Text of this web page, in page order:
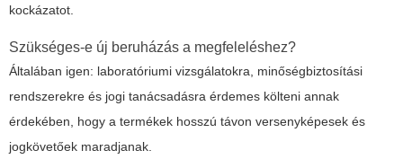
kockázatot.
Szükséges-e új beruházás a megfeleléshez?
Általában igen: laboratóriumi vizsgálatokra, minőségbiztosítási
rendszerekre és jogi tanácsadásra érdemes költeni annak
érdekében, hogy a termékek hosszú távon versenyképesek és
jogkövetőek maradjanak.